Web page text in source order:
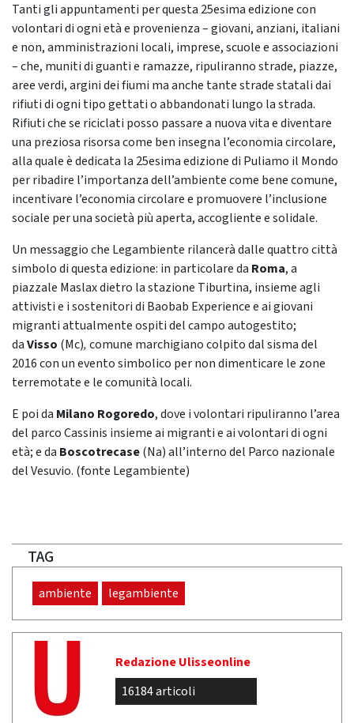
Tanti gli appuntamenti per questa 25esima edizione con
volontari di ogni età e provenienza – giovani, anziani, italiani
e non, amministrazioni locali, imprese, scuole e associazioni
– che, muniti di guanti e ramazze, ripuliranno strade, piazze,
aree verdi, argini dei fiumi ma anche tante strade statali dai
rifiuti di ogni tipo gettati o abbandonati lungo la strada.
Rifiuti che se riciclati posso passare a nuova vita e diventare
una preziosa risorsa come ben insegna l’economia circolare,
alla quale è dedicata la 25esima edizione di Puliamo il Mondo
per ribadire l’importanza dell’ambiente come bene comune,
incentivare l’economia circolare e promuovere l’inclusione
sociale per una società più aperta, accogliente e solidale.
Un messaggio che Legambiente rilancerà dalle quattro città
simbolo di questa edizione: in particolare da Roma, a
piazzale Maslax dietro la stazione Tiburtina, insieme agli
attivisti e i sostenitori di Baobab Experience e ai giovani
migranti attualmente ospiti del campo autogestito;
daVisso (Mc),comune marchigiano colpito dal sisma del
2016 con un evento simbolico per non dimenticare le zone
terremotate e le comunità locali.
E poi da Milano Rogoredo, dove i volontari ripuliranno l’area
del parco Cassinis insieme ai migranti e ai volontari di ogni
età; e da Boscotrecase(Na) all’interno del Parco nazionale
del Vesuvio. (fonte Legambiente)
TAG
ambiente legambiente
Redazione Ulisseonline
16184 articoli